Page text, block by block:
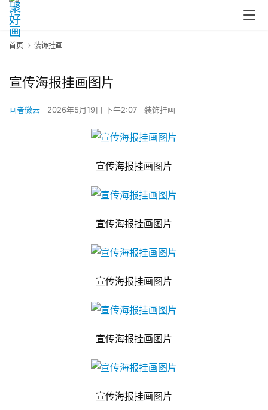
首页 装饰挂画
宣传海报挂画图片
画者微云 2026年5月19日 下午2:07 装饰挂画
宣传海报挂画图片
宣传海报挂画图片
宣传海报挂画图片
宣传海报挂画图片
宣传海报挂画图片